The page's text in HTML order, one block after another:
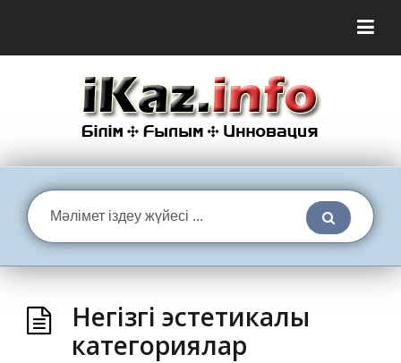
Негізгі эстетикалық
категориялар